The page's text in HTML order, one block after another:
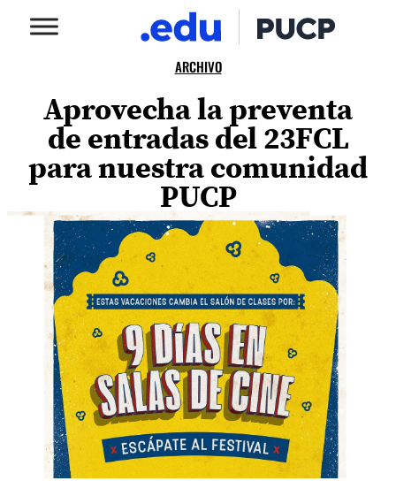
ARCHIVO
Aprovecha la preventa
de entradas del 23FCL
para nuestra comunidad
PUCP